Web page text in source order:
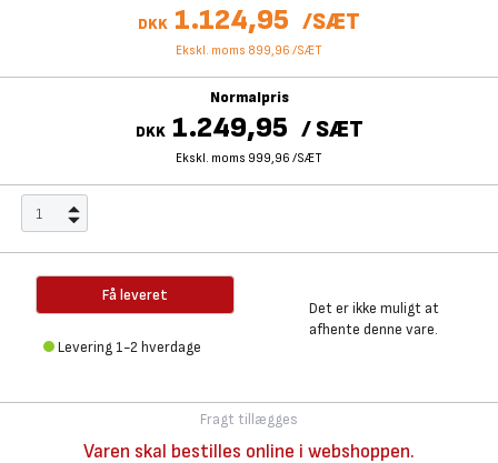
DKK 1.124,95 /SÆT
Ekskl. moms 899,96 /SÆT
Normalpris
DKK 1.249,95 / SÆT
Ekskl. moms 999,96 /SÆT
Få leveret
Levering 1-2 hverdage
Det er ikke muligt at
afhente denne vare.
Fragt tillægges
Varen skal bestilles online i webshoppen.